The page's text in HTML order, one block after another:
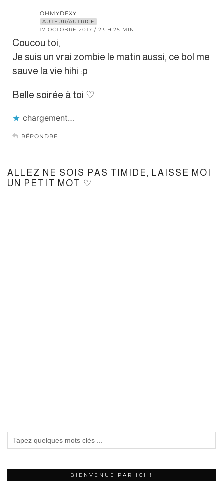
OHMYDEXY
AUTEUR/AUTRICE
17 OCTOBRE 2017 / 23 H 25 MIN
Coucou toi,
Je suis un vrai zombie le matin aussi, ce bol me
sauve la vie hihi :p
Belle soirée à toi ♡
chargement…
RÉPONDRE
ALLEZ NE SOIS PAS TIMIDE, LAISSE MOI
UN PETIT MOT ♡
BIENVENUE PAR ICI !